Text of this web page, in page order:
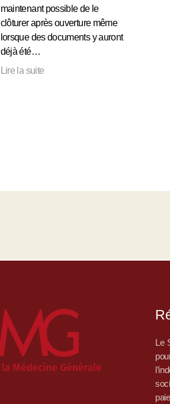
maintenant possible de le
clôturer après ouverture même
lorsque des documents y auront
déjà été…
Lire la suite
Le